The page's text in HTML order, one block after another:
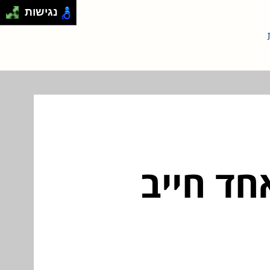
חייב
נגישות